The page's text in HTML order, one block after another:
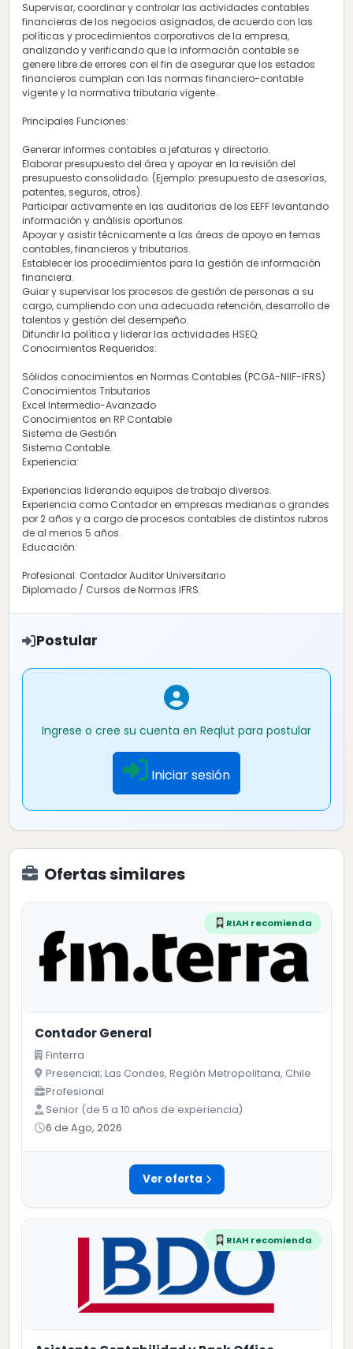
Supervisar, coordinar y controlar las actividades contables
financieras de los negocios asignados, de acuerdo con las
políticas y procedimientos corporativos de la empresa,
analizando y verificando que la información contable se
genere libre de errores con el fin de asegurar que los estados
financieros cumplan con las normas financiero-contable
vigente y la normativa tributaria vigente.
Principales Funciones:
Generar informes contables a jefaturas y directorio.
Elaborar presupuesto del área y apoyar en la revisión del
presupuesto consolidado. (Ejemplo: presupuesto de asesorías,
patentes, seguros, otros).
Participar activamente en las auditorias de los EEFF levantando
información y análisis oportunos.
Apoyar y asistir técnicamente a las áreas de apoyo en temas
contables, financieros y tributarios.
Establecer los procedimientos para la gestión de información
financiera.
Guiar y supervisar los procesos de gestión de personas a su
cargo, cumpliendo con una adecuada retención, desarrollo de
talentos y gestión del desempeño.
Difundir la política y liderar las actividades HSEQ.
Conocimientos Requeridos:
Sólidos conocimientos en Normas Contables (PCGA-NIIF-IFRS)
Conocimientos Tributarios
Excel Intermedio-Avanzado
Conocimientos en RP Contable
Sistema de Gestión
Sistema Contable.
Experiencia:
Experiencias liderando equipos de trabajo diversos.
Experiencia como Contador en empresas medianas o grandes
por 2 años y a cargo de procesos contables de distintos rubros
de al menos 5 años.
Educación:
Profesional: Contador Auditor Universitario
Diplomado / Cursos de Normas IFRS.
Postular
Ingrese o cree su cuenta en Reqlut para postular
Iniciar sesión
Ofertas similares
RIAH recomienda
Contador General
Finterra
Presencial; Las Condes, Región Metropolitana, Chile
Profesional
Senior (de 5 a 10 años de experiencia)
6 de Ago, 2026
Ver oferta
RIAH recomienda